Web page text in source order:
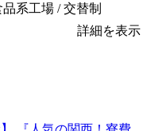
系工場 / 交替制
詳細を表示